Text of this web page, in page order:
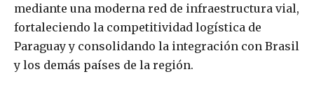
mediante una moderna red de infraestructura vial,
fortaleciendo la competitividad logística de
Paraguay y consolidando la integración con Brasil
y los demás países de la región.